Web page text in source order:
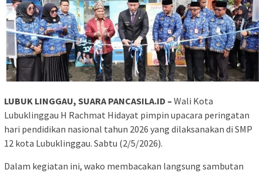
LUBUK LINGGAU, SUARA PANCASILA.ID – Wali Kota
Lubuklinggau H Rachmat Hidayat pimpin upacara peringatan
hari pendidikan nasional tahun 2026 yang dilaksanakan di SMP
12 kota Lubuklinggau. Sabtu (2/5/2026).
Dalam kegiatan ini, wako membacakan langsung sambutan